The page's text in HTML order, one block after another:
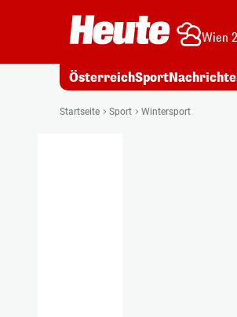
Wien
ÖsterreichSport
Startseite Sport Wintersport